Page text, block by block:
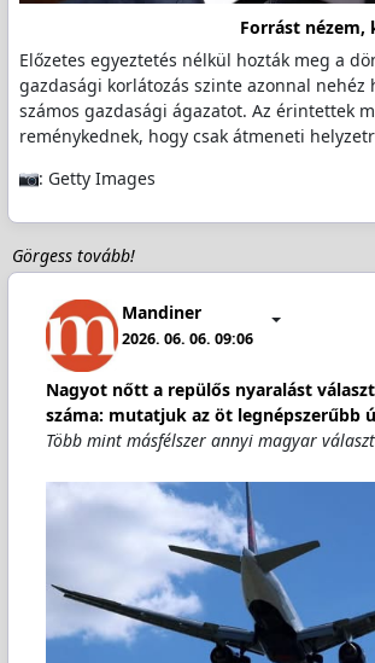
Forrást
Előzetes egyeztetés nélkül hozták meg a
gazdasági korlátozás szinte azonnal nehéz
számos gazdasági ágazatot. Az érintettek
reménykednek, hogy csak átmeneti
: Getty Images
Görgess tovább!
Mandiner
2026. 06. 06. 09:06
Nagyot nőtt a repülős nyaralást
száma: mutatjuk az öt legnépszerűbb
Több mint másfélszer annyi magyar